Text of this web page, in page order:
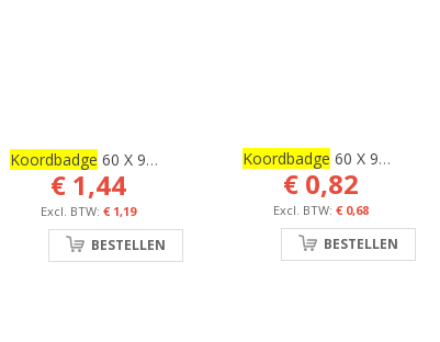
Koordbadge 60 X 97 Mm
€ 1,44
€ 1,19
BESTELLEN
Koordbadge 60 X 94 Mm
€ 0,82
€ 0,68
BESTELLEN